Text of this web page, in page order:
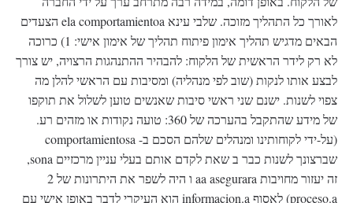
לאורך כל התהליך מזוכה. שלבי עינא ela comportamientoa הצעדים
הבאים מדגיש תהליך אימון פיתוח תהליך של אימון אישי: 1) כרוכה
לא רק לידר הראשית של הלקוח: להבהיר ההתנהגות הרצויה, יש צורך
לבצע אותו לנקות (שוב לפי מנהליה) ומסיבות עם הראשי להלן מה
צפוי לשנות. ישנם שני ראשי סיבות שאנשים טוען לשלול את תוקפו
של מידע שהתקבל בהערכה של 360: טועה נקודות או מזהים רע.
(על-ידי לקוחותינו ומנהלים שלהם הסכם ב- comportamientosa
שברצונך לשנות כבר ב שאת לקדם אותם בעלי עניין מרכזיים sona,
זה יעזור מחויבות aa asegurara ו היה לשפר את היתרונות של 2
proceso.a) לאסוף informacion.a הוא העיקרי לדבר באופן אישי עם